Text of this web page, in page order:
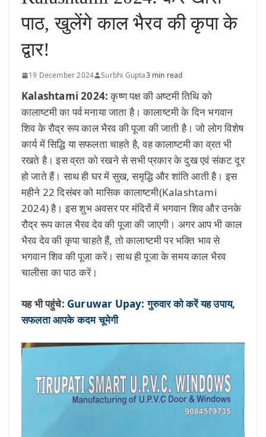
पाठ, खुलेंगे काल भैरव की कृपा के
द्वार!
19 December 2024 Surbhi Gupta3 min read
Kalashtami 2024:कृष्ण पक्ष की अष्टमी तिथि को
कालाष्टमी का पर्व मनाया जाता है। कालाष्टमी के दिन भगवान
शिव के रौद्र रूप काल भैरव की पूजा की जाती है। जो लोग विशेष
कार्य में सिद्धि या सफलता चाहते है, वह कालाष्टमी का व्रत भी
रखते है। इस व्रत को रखने से सभी प्रकार के दुख एवं संकट दूर
हो जाते हैं। साथ ही घर में सुख, समृद्धि और शांति आती है। इस
महीने 22 दिसंबर को मासिक कालाष्टमी(Kalashtami
2024) है। इस शुभ अवसर पर मंदिरों में भगवान शिव और उनके
रौद्र रूप काल भैरव देव की पूजा की जाएगी। अगर आप भी काल
भैरव देव की कृपा चाहते हैं, तो कालाष्टमी पर भक्ति भाव से
भगवान शिव की पूजा करें। साथ ही पूजा के समय काल भैरव
चालीसा का पाठ करें।
यह भी पहुंचे: Guruwar Upay: गुरुवार को करें यह उपाय,
सफलता आपके कदम चूमेगी